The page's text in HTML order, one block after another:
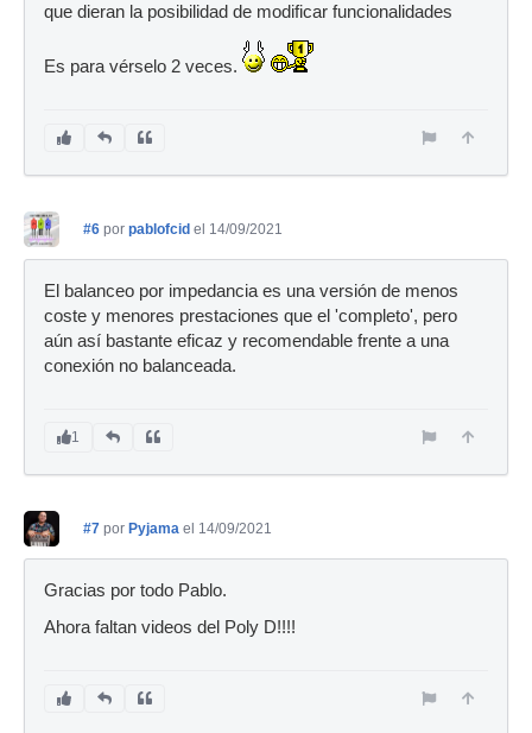
que dieran la posibilidad de modificar funcionalidades
Es para vérselo 2 veces.
#6 por pablofcid el 14/09/2021
El balanceo por impedancia es una versión de menos
coste y menores prestaciones que el 'completo', pero
aún así bastante eficaz y recomendable frente a una
conexión no balanceada.
1
#7 por Pyjama el 14/09/2021
Gracias por todo Pablo.
Ahora faltan videos del Poly D!!!!